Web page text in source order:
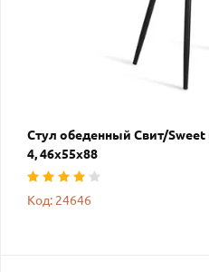
Стул обеденный Свит/
4, 46х55х88
Код: 24646